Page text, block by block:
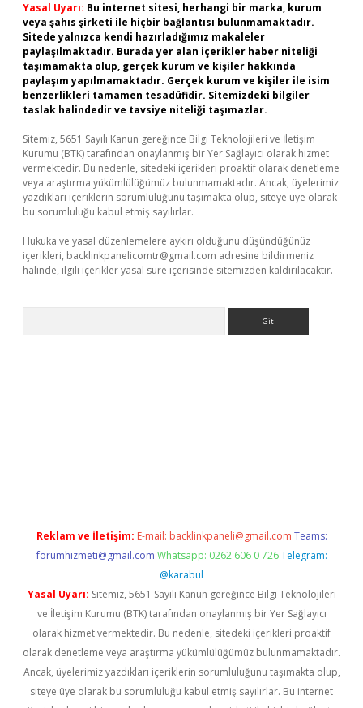
Yasal Uyarı: Bu internet sitesi, herhangi bir marka, kurum
veya şahıs şirketi ile hiçbir bağlantısı bulunmamaktadır.
Sitede yalnızca kendi hazırladığımız makaleler
paylaşılmaktadır. Burada yer alan içerikler haber niteliği
taşımamakta olup, gerçek kurum ve kişiler hakkında
paylaşım yapılmamaktadır. Gerçek kurum ve kişiler ile isim
benzerlikleri tamamen tesadüfidir. Sitemizdeki bilgiler
taslak halindedir ve tavsiye niteliği taşımazlar.
Sitemiz, 5651 Sayılı Kanun gereğince Bilgi Teknolojileri ve İletişim
Kurumu (BTK) tarafından onaylanmış bir Yer Sağlayıcı olarak hizmet
vermektedir. Bu nedenle, sitedeki içerikleri proaktif olarak denetleme
veya araştırma yükümlülüğümüz bulunmamaktadır. Ancak, üyelerimiz
yazdıkları içeriklerin sorumluluğunu taşımakta olup, siteye üye olarak
bu sorumluluğu kabul etmiş sayılırlar.
Hukuka ve yasal düzenlemelere aykırı olduğunu düşündüğünüz
içerikleri, backlinkpanelicomtr@gmail.com adresine bildirmeniz
halinde, ilgili içerikler yasal süre içerisinde sitemizden kaldırılacaktır.
Reklam ve İletişim: E-mail: backlinkpaneli@gmail.com Teams:
forumhizmeti@gmail.com Whatsapp: 0262 606 0 726 Telegram:
@karabul
Yasal Uyarı: Sitemiz, 5651 Sayılı Kanun gereğince Bilgi Teknolojileri
ve İletişim Kurumu (BTK) tarafından onaylanmış bir Yer Sağlayıcı
olarak hizmet vermektedir. Bu nedenle, sitedeki içerikleri proaktif
olarak denetleme veya araştırma yükümlülüğümüz bulunmamaktadır.
Ancak, üyelerimiz yazdıkları içeriklerin sorumluluğunu taşımakta olup,
siteye üye olarak bu sorumluluğu kabul etmiş sayılırlar. Bu internet